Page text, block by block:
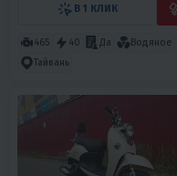
В 1 КЛИК
465 40 Да
Водяное
Тайвань